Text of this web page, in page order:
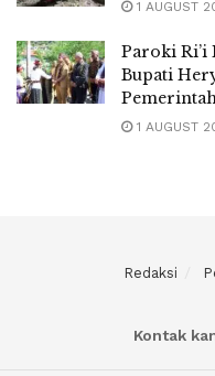
1 AUGUST
Paroki Ri’i
Bupati
1 AUGUST
Redaksi
Kontak